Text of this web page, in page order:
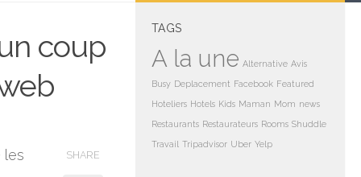
coup
les
SHARE
TAGS
A la une Alternative Avis
Busy Deplacement Facebook Featured
Hoteliers Hotels Kids Maman Mom news
Restaurants Restaurateurs Rooms Shuddle
Travail Tripadvisor Uber Yelp